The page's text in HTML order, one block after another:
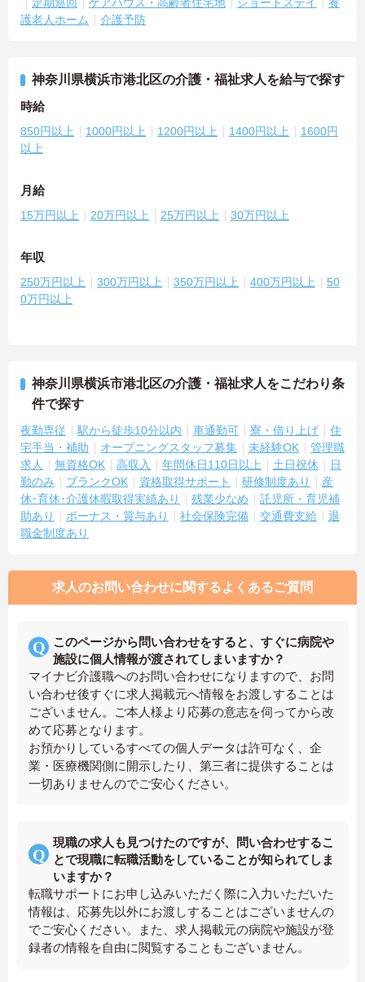
護老人ホーム
介護予防
神奈川県横浜市港北区の介護・福祉求人を給与で探す
時給
850円以上 1000円以上 1200円以上 1400円以上
1600円
以上
月給
15万円以上 20万円以上 25万円以上 30万円以上
年収
250万円以上 300万円以上 350万円以上 400万円以上
50
0万円以上
神奈川県横浜市港北区の介護・福祉求人をこだわり条
件で探す
夜勤専従 駅から徒歩10分以内 車通勤可 寮・借り上げ
住
宅手当・補助
オープニングスタッフ募集 未経験OK
管理職
求人
無資格OK 高収入 年間休日110日以上 土日祝休
日
勤のみ
ブランクOK 資格取得サポート 研修制度あり
産
休･育休･介護休暇取得実績あり
残業少なめ
託児所・育児補
助あり
ボーナス・賞与あり 社会保険完備 交通費支給
退
職金制度あり
求人のお問い合わせに関するよくあるご質問
このページから問い合わせをすると、すぐに病院や
施設に個人情報が渡されてしまいますか？
マイナビ介護職へのお問い合わせになりますので、お問
い合わせ後すぐに求人掲載元へ情報をお渡しすることは
ございません。ご本人様より応募の意志を伺ってから改
めて応募となります。
お預かりしているすべての個人データは許可なく、企
業・医療機関側に開示したり、第三者に提供することは
一切ありませんのでご安心ください。
現職の求人も見つけたのですが、問い合わせするこ
とで現職に転職活動をしていることが知られてしま
いますか？
転職サポートにお申し込みいただく際に入力いただいた
情報は、応募先以外にお渡しすることはございませんの
でご安心ください。また、求人掲載元の病院や施設が登
録者の情報を自由に閲覧することもございません。